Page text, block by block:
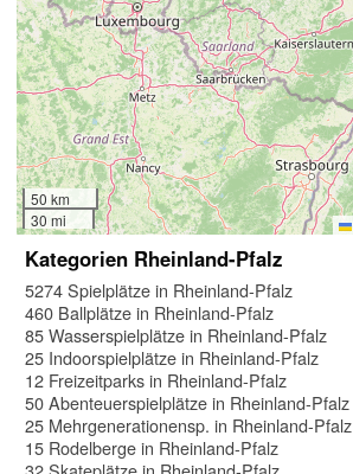
50 km
30 mi
Kategorien Rheinland-Pfalz
5274 Spielplätze in Rheinland-Pfalz
460 Ballplätze in Rheinland-Pfalz
85 Wasserspielplätze in Rheinland-Pfalz
25 Indoorspielplätze in Rheinland-Pfalz
12 Freizeitparks in Rheinland-Pfalz
50 Abenteuerspielplätze in Rheinland-Pfalz
25 Mehrgenerationensp. in Rheinland-Pfalz
15 Rodelberge in Rheinland-Pfalz